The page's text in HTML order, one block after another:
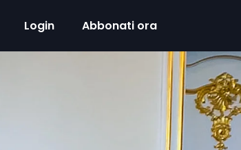
Login Abbonati ora